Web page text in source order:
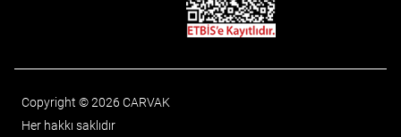
Copyright © 2026 CARVAK
Her hakkı saklıdır